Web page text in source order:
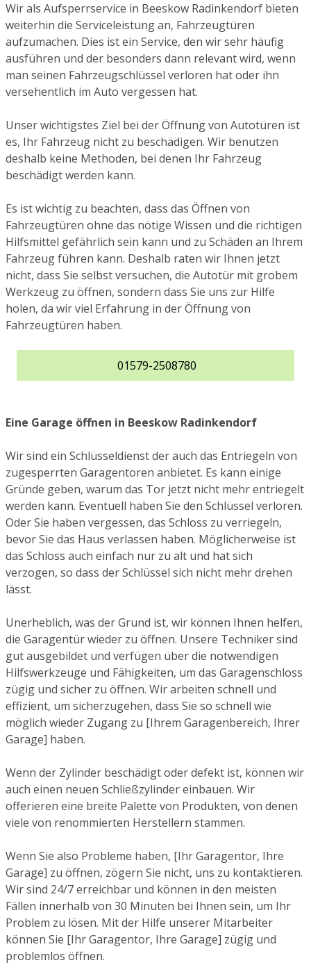
Wir als Aufsperrservice in Beeskow Radinkendorf bieten
weiterhin die Serviceleistung an, Fahrzeugtüren
aufzumachen. Dies ist ein Service, den wir sehr häufig
ausführen und der besonders dann relevant wird, wenn
man seinen Fahrzeugschlüssel verloren hat oder ihn
versehentlich im Auto vergessen hat.
Unser wichtigstes Ziel bei der Öffnung von Autotüren ist
es, Ihr Fahrzeug nicht zu beschädigen. Wir benutzen
deshalb keine Methoden, bei denen Ihr Fahrzeug
beschädigt werden kann.
Es ist wichtig zu beachten, dass das Öffnen von
Fahrzeugtüren ohne das nötige Wissen und die richtigen
Hilfsmittel gefährlich sein kann und zu Schäden an Ihrem
Fahrzeug führen kann. Deshalb raten wir Ihnen jetzt
nicht, dass Sie selbst versuchen, die Autotür mit grobem
Werkzeug zu öffnen, sondern dass Sie uns zur Hilfe
holen, da wir viel Erfahrung in der Öffnung von
Fahrzeugtüren haben.
01579-2508780
Eine Garage öffnen in Beeskow Radinkendorf
Wir sind ein Schlüsseldienst der auch das Entriegeln von
zugesperrten Garagentoren anbietet. Es kann einige
Gründe geben, warum das Tor jetzt nicht mehr entriegelt
werden kann. Eventuell haben Sie den Schlüssel verloren.
Oder Sie haben vergessen, das Schloss zu verriegeln,
bevor Sie das Haus verlassen haben. Möglicherweise ist
das Schloss auch einfach nur zu alt und hat sich
verzogen, so dass der Schlüssel sich nicht mehr drehen
lässt.
Unerheblich, was der Grund ist, wir können Ihnen helfen,
die Garagentür wieder zu öffnen. Unsere Techniker sind
gut ausgebildet und verfügen über die notwendigen
Hilfswerkzeuge und Fähigkeiten, um das Garagenschloss
zügig und sicher zu öffnen. Wir arbeiten schnell und
effizient, um sicherzugehen, dass Sie so schnell wie
möglich wieder Zugang zu [Ihrem Garagenbereich, Ihrer
Garage] haben.
Wenn der Zylinder beschädigt oder defekt ist, können wir
auch einen neuen Schließzylinder einbauen. Wir
offerieren eine breite Palette von Produkten, von denen
viele von renommierten Herstellern stammen.
Wenn Sie also Probleme haben, [Ihr Garagentor, Ihre
Garage] zu öffnen, zögern Sie nicht, uns zu kontaktieren.
Wir sind 24/7 erreichbar und können in den meisten
Fällen innerhalb von 30 Minuten bei Ihnen sein, um Ihr
Problem zu lösen. Mit der Hilfe unserer Mitarbeiter
können Sie [Ihr Garagentor, Ihre Garage] zügig und
problemlos öffnen.